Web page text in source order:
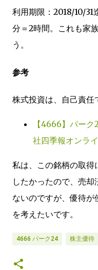
利用期限：2018/10/
分＝2時間。これも家
う。
参考
株式投資は、自己責任
【4666】パー
社四季報オンラ
私は、この銘柄の取得
したかったので、売
ないのですが、優待
を考えたいです。
4666 パーク24 株主優待